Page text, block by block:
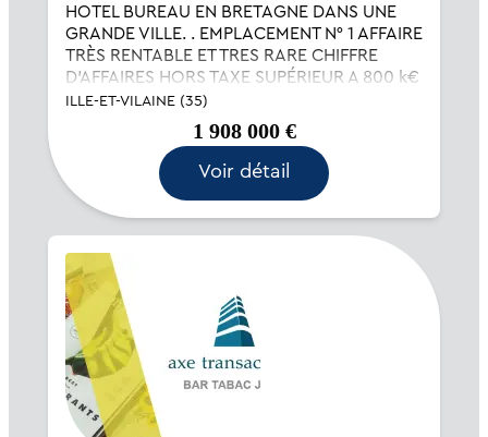
HOTEL BUREAU EN BRETAGNE DANS UNE
GRANDE VILLE. . EMPLACEMENT N° 1 AFFAIRE
TRÈS RENTABLE ET TRES RARE CHIFFRE
D'AFFAIRES HORS TAXE SUPÉRIEUR A 800 k€
AVEC 33 CHAMBRES..REMUNERATION
ANNUELLE DU GERANT SUPERIEUR A 100
000€ NET Pour visiter cet établi...
ILLE-ET-VILAINE (35)
1 908 000 €
Voir détail